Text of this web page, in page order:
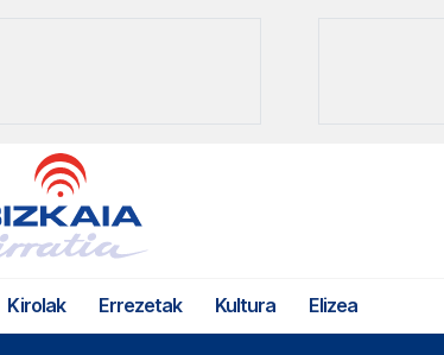
Kirolak Errezetak Kultura Elizea